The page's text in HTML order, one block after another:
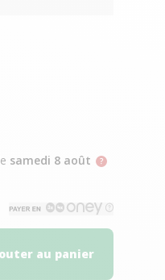
samedi 8 août
au panier